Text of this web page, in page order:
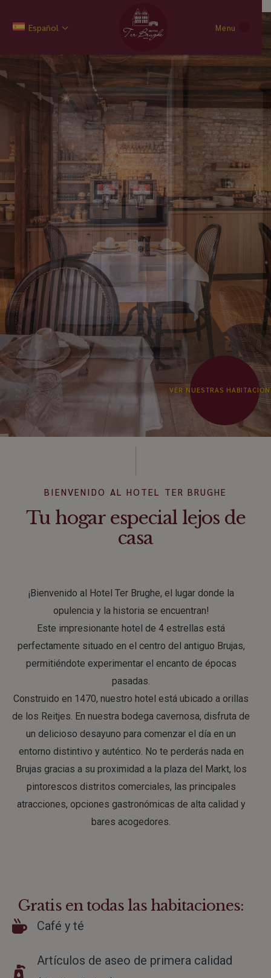
Español Menu
VER NUESTRAS
BIENVENIDO AL HOTEL TER BRUGHE
Tu hogar especial lejos de
casa
¡Bienvenido al Hotel Ter Brughe, el lugar donde la
opulencia y la historia se encuentran!
Este impresionante hotel de 4 estrellas está
perfectamente situado en el centro del antiguo Brujas,
permitiéndote experimentar el encanto de épocas
pasadas.
Construido en 1470, nuestro hotel está ubicado a orillas
de los Reitjes. En nuestra bodega cavernosa, disfruta de
un delicioso desayuno para comenzar el día en un
entorno distintivo y auténtico. No te perderás nada en
Brujas gracias a su proximidad a la plaza del Markt, los
pintorescos distritos comerciales, las principales
atracciones, opciones gastronómicas de alta calidad y
bares acogedores.
Gratis en todas las habitaciones:
Café y té
Artículos de aseo de primera calidad